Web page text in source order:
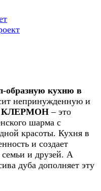
образную кухню в
непринужденную и
КЛЕРМОН– это
шарма с
красоты. Кухня в
и создает
семьи и друзей. А
дуба дополняет эту